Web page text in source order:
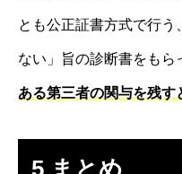
とも公正証書方式で行
ない」旨の診断書をもら
ある第三者の関与を残